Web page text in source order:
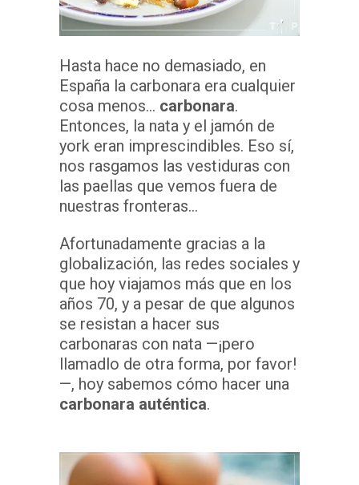
Hasta hace no demasiado, en
España la carbonara era cualquier
cosa menos… carbonara.
Entonces, la nata y el jamón de
york eran imprescindibles. Eso sí,
nos rasgamos las vestiduras con
las paellas que vemos fuera de
nuestras fronteras…
Afortunadamente gracias a la
globalización, las redes sociales y
que hoy viajamos más que en los
años 70, y a pesar de que algunos
se resistan a hacer sus
carbonaras con nata —¡pero
llamadlo de otra forma, por favor!
—, hoy sabemos cómo hacer una
carbonara auténtica.